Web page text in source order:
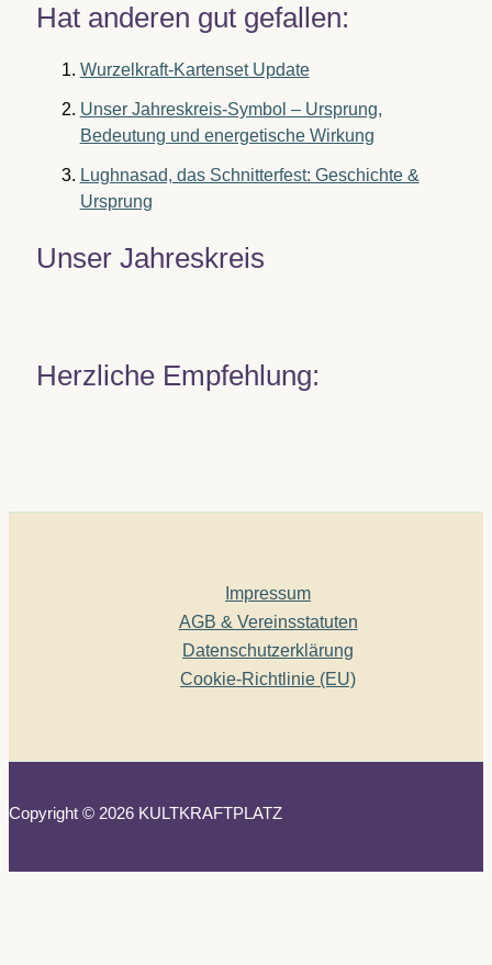
Hat anderen gut gefallen:
Wurzelkraft-Kartenset Update
Unser Jahreskreis-Symbol – Ursprung,
Bedeutung und energetische Wirkung
Lughnasad, das Schnitterfest: Geschichte &
Ursprung
Unser Jahreskreis
Herzliche Empfehlung:
Impressum
AGB & Vereinsstatuten
Datenschutzerklärung
Cookie-Richtlinie (EU)
Copyright © 2026 KULTKRAFTPLATZ